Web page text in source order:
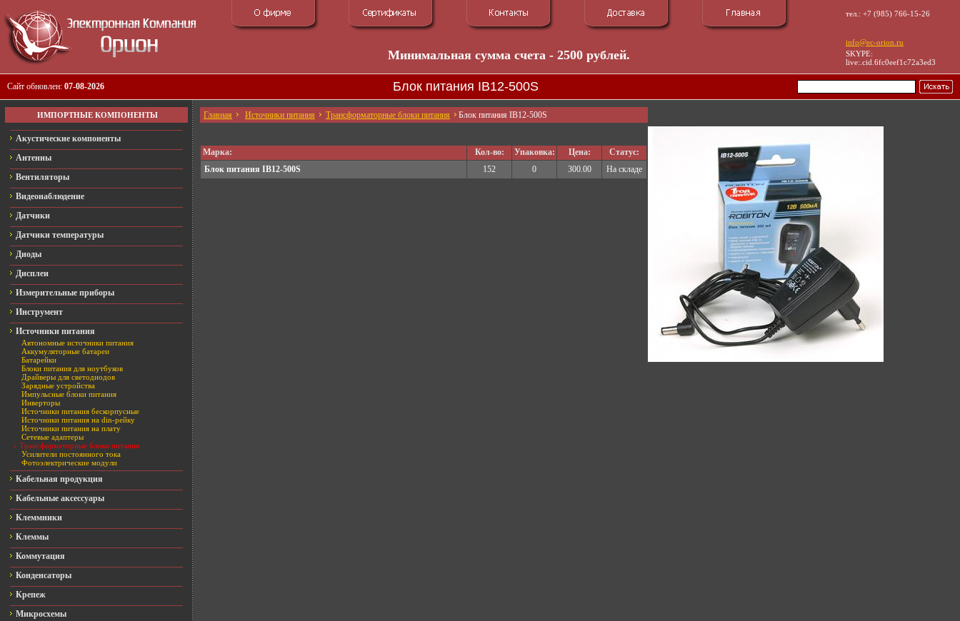
Минимальная сумма счета - 2500 рублей.
тел.: +7 (985) 766-15-26
info@ec-orion.ru
SKYPE:
live:.cid.6fc0eef1c72a3ed3
Сайт обновлен: 07-08-2026 Блок питания IB12-500S
ИМПОРТНЫЕ КОМПОНЕНТЫ
Акустические компоненты
Антенны
Вентиляторы
Видеонаблюдение
Датчики
Датчики температуры
Диоды
Дисплеи
Измерительные приборы
Инструмент
Источники питания
Автономные источники питания
Аккумуляторные батареи
Батарейки
Блоки питания для ноутбуков
Драйверы для светодиодов
Зарядные устройства
Импульсные блоки питания
Инверторы
Источники питания бескорпусные
Источники питания на din-рейку
Источники питания на плату
Сетевые адаптеры
» Трансформаторные блоки питания
Усилители постоянного тока
Фотоэлектрические модули
Кабельная продукция
Кабельные аксессуары
Клеммники
Клеммы
Коммутация
Конденсаторы
Крепеж
Микросхемы
Главная Источники питания Трансформаторные блоки питания Блок питания IB12-500S
Марка: Кол-во: Упаковка: Цена:
Статус:
Блок питания IB12-500S
152 0 300.00 На складе